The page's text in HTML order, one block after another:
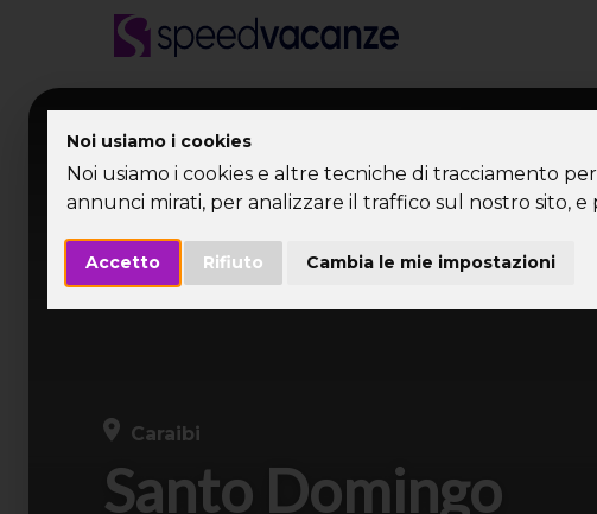
Noi usiamo i cookies
Noi usiamo i cookies e altre tecniche di tracciamento
annunci mirati, per analizzare il traffico sul nostro sito,
Accetto Rifiuto Cambia le mie impostazioni
Caraibi
Santo Domingo